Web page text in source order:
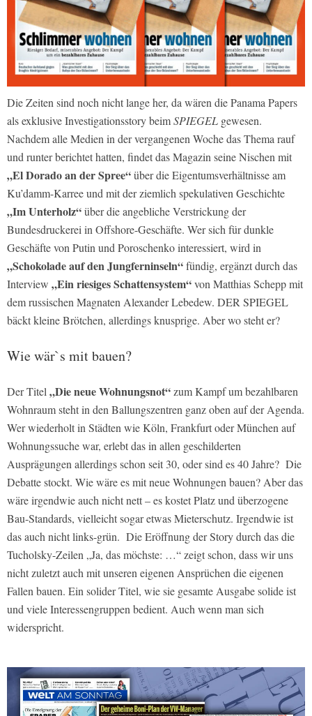
Die Zeiten sind noch nicht lange her, da wären die Panama Papers
als exklusive Investigationsstory beimSPIEGEL gewesen.
Nachdem alle Medien in der vergangenen Woche das Thema rauf
und runter berichtet hatten, findet das Magazin seine Nischen mit
„El Dorado an der Spree“über die Eigentumsverhältnisse am
Ku’damm-Karree und mit der ziemlich spekulativen Geschichte
„Im Unterholz“über die angebliche Verstrickung der
Bundesdruckerei in Offshore-Geschäfte. Wer sich für dunkle
Geschäfte von Putin und Poroschenko interessiert, wird in
„Schokolade auf den Jungferninseln“fündig, ergänzt durch das
Interview „Ein riesiges Schattensystem“von Matthias Schepp mit
dem russischen Magnaten Alexander Lebedew. DER SPIEGEL
bäckt kleine Brötchen, allerdings knusprige. Aber wo steht er?
Wie wär`s mit bauen?
Der Titel„Die neue Wohnungsnot“zum Kampf um bezahlbaren
Wohnraum steht in den Ballungszentren ganz oben auf der Agenda.
Wer wiederholt in Städten wie Köln, Frankfurt oder München auf
Wohnungssuche war, erlebt das in allen geschilderten
Ausprägungen allerdings schon seit 30, oder sind es 40 Jahre? Die
Debatte stockt. Wie wäre es mit neue Wohnungen bauen? Aber das
wäre irgendwie auch nicht nett – es kostet Platz und überzogene
Bau-Standards, vielleicht sogar etwas Mieterschutz. Irgendwie ist
das auch nicht links-grün. Die Eröffnung der Story durch das die
Tucholsky-Zeilen „Ja, das möchste: …“ zeigt schon, dass wir uns
nicht zuletzt auch mit unseren eigenen Ansprüchen die eigenen
Fallen bauen. Ein solider Titel, wie sie gesamte Ausgabe solide ist
und viele Interessengruppen bedient. Auch wenn man sich
widerspricht.